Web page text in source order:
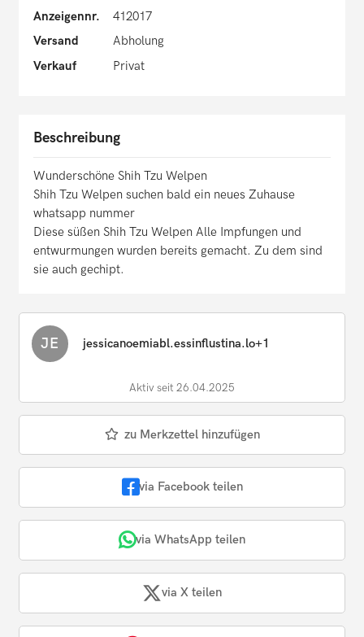
Anzeigennr.
412017
Versand
Abholung
Verkauf
Privat
Beschreibung
Wunderschöne Shih Tzu Welpen
Shih Tzu Welpen suchen bald ein neues Zuhause
whatsapp nummer
Diese süßen Shih Tzu Welpen Alle Impfungen und
entwurmungen wurden bereits gemacht. Zu dem sind
sie auch gechipt.
JE jessicanoemiabl.essinflustina.lo+1
Aktiv seit 26.04.2025
zu Merkzettel hinzufügen
via Facebook teilen
via WhatsApp teilen
via X teilen